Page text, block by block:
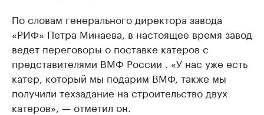
По словам генерального директора завода
«РИФ» Петра Минаева, в настоящее время завод
ведет переговоры о поставке катеров с
представителями ВМФ России . «У нас уже есть
катер, который мы подарим ВМФ, также мы
получили техзадание на строительство двух
катеров», — отметил он.